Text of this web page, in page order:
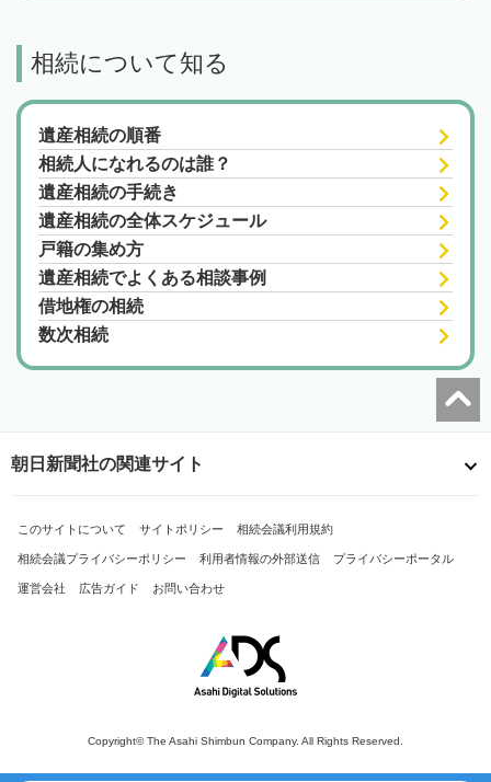
相続について知る
遺産相続の順番
相続人になれるのは誰？
遺産相続の手続き
遺産相続の全体スケジュール
戸籍の集め方
遺産相続でよくある相談事例
借地権の相続
数次相続
朝日新聞社の関連サイト
このサイトについて サイトポリシー 相続会議利用規約
相続会議プライバシーポリシー 利用者情報の外部送信 プライバシーポータル
運営会社 広告ガイド お問い合わせ
Copyright© The Asahi Shimbun Company. All Rights Reserved.